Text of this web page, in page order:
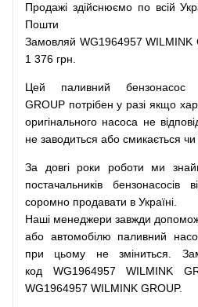
Продажі здійснюємо по всій
Пошти
Замовляй WG1964957 WILMINK
1 376 грн.
Цей паливний бензонасос
GROUP потрібен у разі якщо
оригінального насоса не
не заводиться або смикається чи
За довгі роки роботи ми
постачальників
бензонасосів
соромно продавати в Україні.
Наші менеджери завжди
або автомобілю паливний
при
цьому не зміниться
код WG1964957 WILMINK
WG1964957 WILMINK GROUP.